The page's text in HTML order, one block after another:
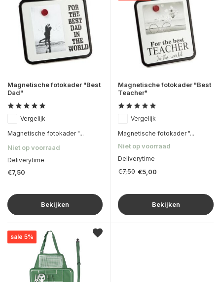
Magnetische fotokader "Best
Dad"
Vergelijk
Magnetische fotokader "...
Niet op voorraad
Deliverytime
€7,50
Bekijken
Magnetische fotokader "Best
Teacher"
Vergelijk
Magnetische fotokader "...
Niet op voorraad
Deliverytime
€7,50 €5,00
Bekijken
sale 5%